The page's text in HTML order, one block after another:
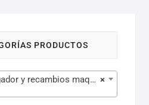
PRODUCTOS
×
maquinaria eléctrica (105)